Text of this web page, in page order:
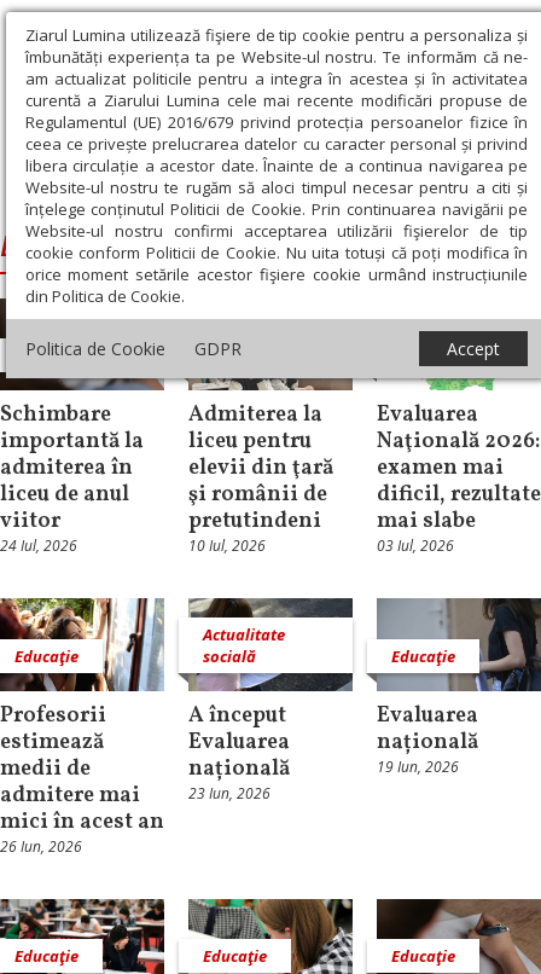
Ziarul Lumina utilizează fişiere de tip cookie pentru a personaliza și
îmbunătăți experiența ta pe Website-ul nostru. Te informăm că ne-
am actualizat politicile pentru a integra în acestea și în activitatea
curentă a Ziarului Lumina cele mai recente modificări propuse de
Regulamentul (UE) 2016/679 privind protecția persoanelor fizice în
ceea ce privește prelucrarea datelor cu caracter personal și privind
libera circulație a acestor date. Înainte de a continua navigarea pe
Website-ul nostru te rugăm să aloci timpul necesar pentru a citi și
înțelege conținutul Politicii de Cookie. Prin continuarea navigării pe
Website-ul nostru confirmi acceptarea utilizării fişierelor de tip
cookie conform Politicii de Cookie. Nu uita totuși că poți modifica în
orice moment setările acestor fişiere cookie urmând instrucțiunile
din Politica de Cookie.
Politica de Cookie GDPR Accept
Ziarul Lumina › Evaluarea Nationala
Evaluarea Nationala
Educaţie
Schimbare
importantă la
admiterea în
liceu de anul
viitor
24 Iul, 2026
Educaţie
Admiterea la
liceu pentru
elevii din ţară
şi românii de
pretutindeni
10 Iul, 2026
Educaţie
Evaluarea
Naţională 2026:
examen mai
dificil, rezultate
mai slabe
03 Iul, 2026
Educaţie
Profesorii
estimează
medii de
admitere mai
mici în acest an
26 Iun, 2026
Actualitate
socială
A început
Evaluarea
națională
23 Iun, 2026
Educaţie
Evaluarea
națională
19 Iun, 2026
Educaţie Educaţie Educaţie